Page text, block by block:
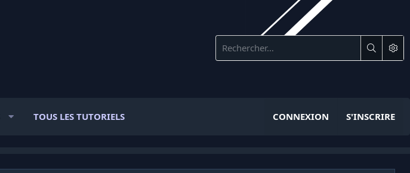
TOUS LES TUTORIELS CONNEXION S'INSCRIRE